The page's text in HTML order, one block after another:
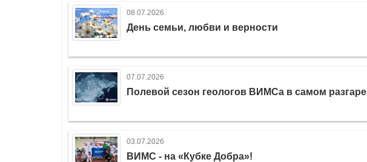
08.07.2026
День семьи, любви и верности
07.07.2026
Полевой сезон геологов ВИМСа в самом разгаре
03.07.2026
ВИМС - на «Кубке Добра»!